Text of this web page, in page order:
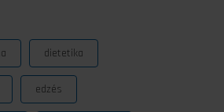
dietetika
edzés